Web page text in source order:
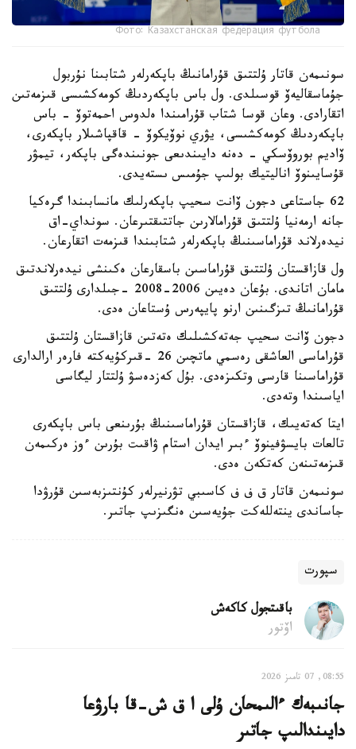
Фото: Казахстанская федерация футбола
سونىمەن قاتار ۇلتتىق قۇرامانىڭ باپكەرلەر شتابىنا نۇربول
جۇماسقاليەۆ قوسىلدى. ول باس باپكەردىڭ كومەكشىسى قىزمەتىن
اتقارادى. وعان قوسا شتاب قۇرامىندا ەلدوس احمەتوۆ - باس
باپكەردىڭ كومەكشىسى، يۋري نوۆيكوۆ - قاقپاشىلار باپكەرى،
ۆاديم بوروۆسكي - دەنە دايىندىعى جونىندەگى باپكەر، تيمۋر
قۇسايىنوۆ اناليتيك بولىپ جۇمىس ىستەيدى.
62 جاستاعى دجون ۆانت سحيپ باپكەرلىك مانسابىندا گرەكيا
جانە ارمەنيا ۇلتتىق قۇرامالارىن جاتتىقتىرعان. سونداي-اق
نيدەرلاند قۇراماسىنىڭ باپكەرلەر شتابىندا قىزمەت اتقارعان.
ول قازاقستان ۇلتتىق قۇراماسىن باسقارعان ەكىنشى نيدەرلاندتىق
مامان اتاندى. بۇعان دەيىن 2006-2008 -جىلدارى ۇلتتىق
قۇرامانىڭ تىزگىنىن ارنو پايپەرس ۇستاعان ەدى.
دجون ۆانت سحيپ جەتەكشىلىك ەتەتىن قازاقستان ۇلتتىق
قۇراماسى العاشقى رەسمي ماتچىن 26 -قىركۇيەكتە فارەر ارالدارى
قۇراماسىنا قارسى وتكىزەدى. بۇل كەزدەسۋ ۇلتتار ليگاسى
اياسىندا وتەدى.
ايتا كەتەيىك، قازاقستان قۇراماسىنىڭ بۇرىنعى باس باپكەرى
تالعات بايسۋفينوۆ ءبىر ايدان استام ۋاقىت بۇرىن ءوز ەركىمەن
قىزمەتىنەن كەتكەن ەدى.
سونىمەن قاتار ق ف ف كاسىبي تۋرنيرلەر كۇنتىزبەسىن قۇرۋدا
جاساندى ينتەللەكت جۇيەسىن ەنگىزىپ جاتىر.
سپورت
باقىتجول كاكەش
اۆتور
08:55, 07 تامىز 2026
جانىبەك ءالىمحان ۇلى ا ق ش-قا بارۋعا
دايىندالىپ جاتىر